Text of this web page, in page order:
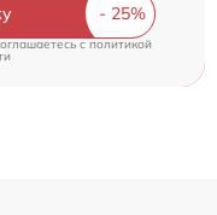
cполитикой